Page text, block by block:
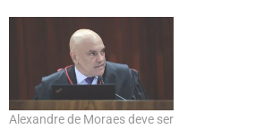
Alexandre de Moraes deve ser